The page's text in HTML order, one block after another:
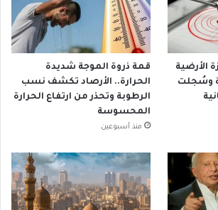
الأرضية
وسُجلت
قمة ذروة الموجة شديدة
الحرارة.. الأرصاد تكشف نسب
الرطوبة وتحذر من ارتفاع الحرارة
المحسوسة
منذ أسبوعين